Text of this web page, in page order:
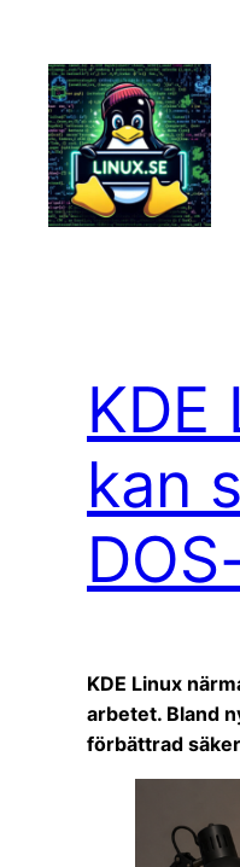
innehåll
kan
KDE Linux
arbetet. Bland
förbättrad